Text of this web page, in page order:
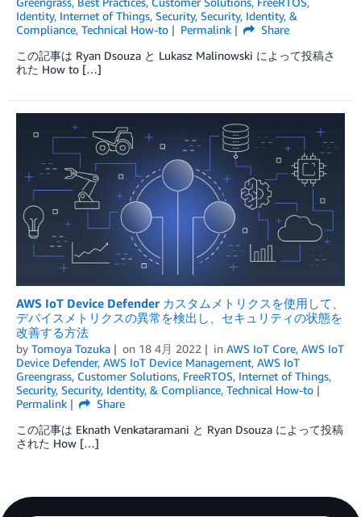
Identity, Internet of Things, Security, Security, Identity, &
Compliance, Technical How-to Permalink
Share
この記事は Ryan Dsouza と Lukasz Malinowski によって投稿さ
れた How to […]
AWS IoT Device Defender カスタムメトリクスを使用して、
デバイスメトリクスの異常を検出し、セキュリティの状態を
改善する方法
by Tomoya Tozuka on 18 4月 2022 in AWS IoT Core, AWS IoT
Device Defender, AWS IoT Device Management, AWS IoT
Greengrass, Customer Solutions, FreeRTOS, Internet of Things,
Security, Security, Identity, & Compliance, Technical How-to
Permalink
Share
この記事は Eknath Venkataramani と Ryan Dsouza によって投稿
された How […]